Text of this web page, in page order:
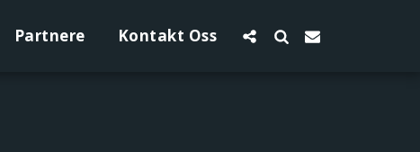
Partnere Kontakt Oss